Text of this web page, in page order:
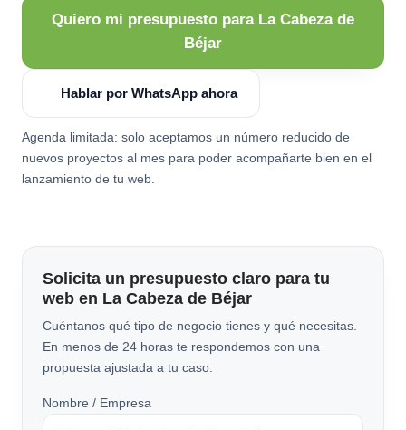
Quiero mi presupuesto para La Cabeza de
Béjar
Hablar por WhatsApp ahora
Agenda limitada: solo aceptamos un número reducido de
nuevos proyectos al mes para poder acompañarte bien en el
lanzamiento de tu web.
Solicita un presupuesto claro para tu
web en La Cabeza de Béjar
Cuéntanos qué tipo de negocio tienes y qué necesitas.
En menos de 24 horas te respondemos con una
propuesta ajustada a tu caso.
Nombre / Empresa